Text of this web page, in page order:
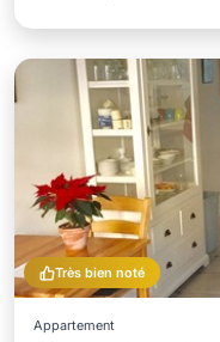
Très bien noté
Appartement